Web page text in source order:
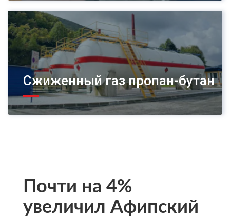
Сжиженный газ пропан-бутан
Почти на 4%
увеличил Афипский